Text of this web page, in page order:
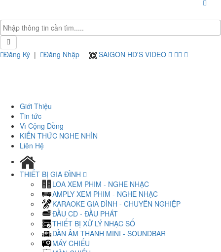
Đăng Ký | Đăng Nhập SAIGON HD'S VIDEO
Giới Thiệu
Tin tức
Vì Cộng Đồng
KIẾN THỨC NGHE NHÌN
Liên Hệ
THIẾT BỊ GIA ĐÌNH
LOA XEM PHIM - NGHE NHẠC
AMPLY XEM PHIM - NGHE NHẠC
KARAOKE GIA ĐÌNH - CHUYÊN NGHIỆP
ĐẦU CD - ĐẦU PHÁT
THIẾT BỊ XỬ LÝ NHẠC SỐ
DÀN ÂM THANH MINI - SOUNDBAR
MÁY CHIẾU